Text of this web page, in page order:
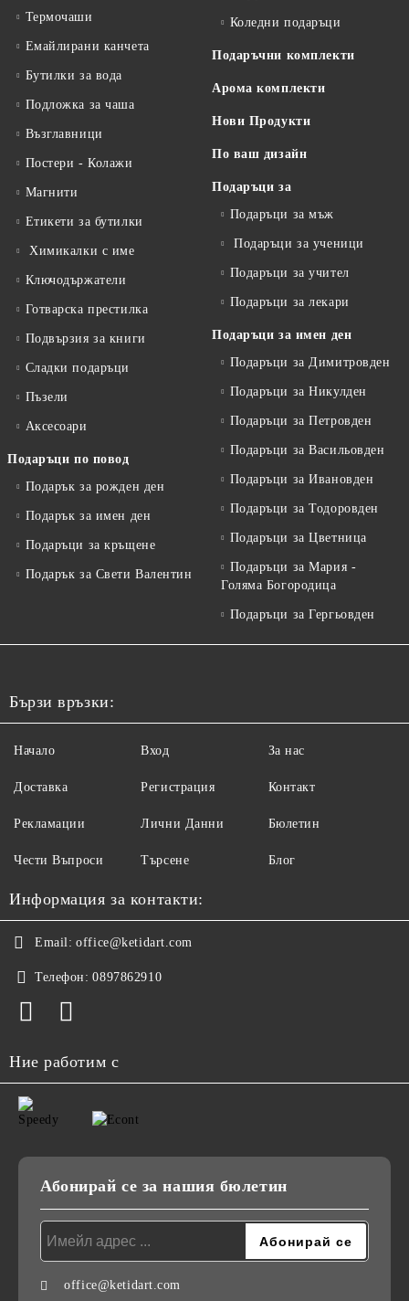
Термочаши
Емайлирани канчета
Бутилки за вода
Подложка за чаша
Възглавници
Постери - Колажи
Магнити
Етикети за бутилки
Химикалки с име
Ключодържатели
Готварска престилка
Подвързия за книги
Сладки подаръци
Пъзели
Аксесоари
Подаръци по повод
Подарък за рожден ден
Подарък за имен ден
Подаръци за кръщене
Подарък за Свети Валентин
Коледни подаръци
Подаръчни комплекти
Арома комплекти
Нови Продукти
По ваш дизайн
Подаръци за
Подаръци за мъж
Подаръци за ученици
Подаръци за учител
Подаръци за лекари
Подаръци за имен ден
Подаръци за Димитровден
Подаръци за Никулден
Подаръци за Петровден
Подаръци за Васильовден
Подаръци за Ивановден
Подаръци за Тодоровден
Подаръци за Цветница
Подаръци за Мария -
Голяма Богородица
Подаръци за Гергьовден
Бързи връзки:
Начало
Доставка
Рекламации
Чести Въпроси
Вход
Регистрация
Лични Данни
Търсене
За нас
Контакт
Бюлетин
Блог
Информация за контакти:
Email: office@ketidart.com
Телефон: 0897862910
Ние работим с
Абонирай се за нашия бюлетин
office@ketidart.com